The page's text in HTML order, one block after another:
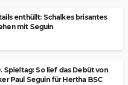
enthüllt: Schalkes brisantes
mit Seguin
Spieltag: So lief das Debüt von
Paul Seguin für Hertha BSC